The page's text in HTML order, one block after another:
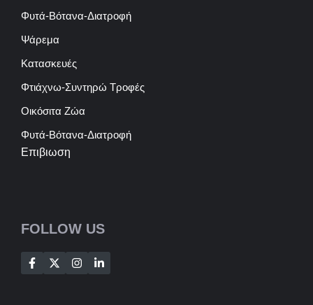
Φυτά-Βότανα-Διατροφή
Ψάρεμα
Κατασκευές
Φτιάχνω-Συντηρώ Τροφές
Οικόσιτα Ζώα
Φυτά-Βότανα-Διατροφή
Επιβιωση
FOLLOW US